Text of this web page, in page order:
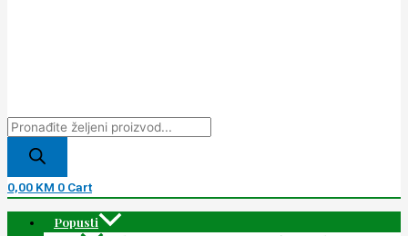
0,00 KM 0 Cart
Popusti